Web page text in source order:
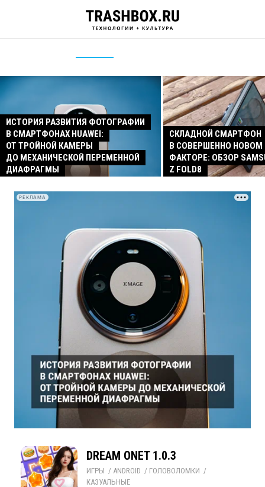
ИСТОРИЯ РАЗВИТИЯ ФОТОГРАФИИ
В СМАРТФОНАХ HUAWEI:
ОТ ТРОЙНОЙ КАМЕРЫ
ДО МЕХАНИЧЕСКОЙ ПЕРЕМЕННОЙ
ДИАФРАГМЫ
СКЛАДНОЙ СМАРТФОН
В СОВЕРШЕННО
ФАКТОРЕ: ОБЗОР
Z FOLD8
РЕКЛАМА
DREAM ONET 1.0.3
ИГРЫ / ANDROID / ГОЛОВОЛОМКИ /
КАЗУАЛЬНЫЕ